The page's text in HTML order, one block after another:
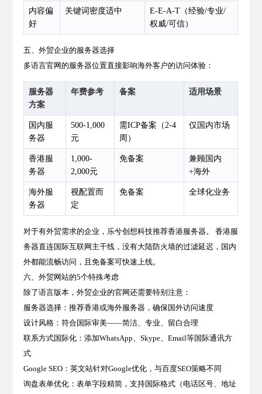
内容偏
好
关键词密度适中
E-E-A-T（经验/专业/
权威/可信）
五、外贸企业的服务器选择
多语言官网的服务器位置直接影响海外客户的访问体验：
服务器
方案
年费参考 备案 适用场景
国内服
务器
500-1,000
元
需ICP备案（2-4
周）
仅国内市场
香港服
务器
1,000-
2,000元
免备案
兼顾国内
+海外
海外服
务器
视配置而
定
免备案 全球化业务
对于有外贸需求的企业，乐兮创想科技推荐香港服务器。 香港服
务器直连国际互联网主干线，没有大陆防火墙的过滤延迟，国内
外都能流畅访问，且免备案可快速上线。
六、外贸网站的5个特殊考虑
除了语言版本，外贸企业的官网还需要特别注意：
服务器选择：推荐香港或海外服务器，确保国外访问速度
设计风格：符合国际审美——简洁、专业、留白合理
联系方式国际化：添加WhatsApp、Skype、Email等国际通讯方
式
Google SEO：英文站针对Google优化，与百度SEO策略不同
询盘表单优化：表单字段精简，支持国际格式（电话区号、地址